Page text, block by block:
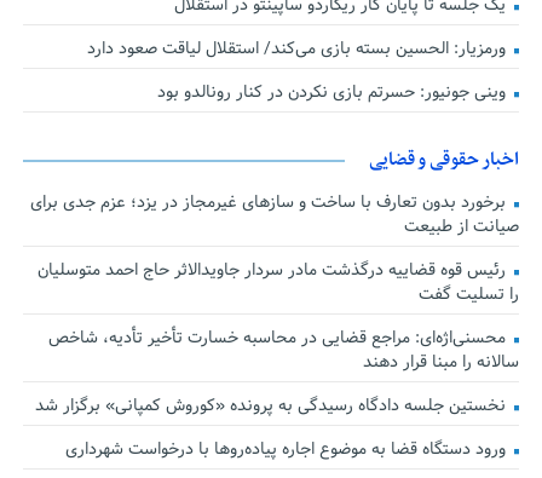
یک جلسه تا پایان کار ریکاردو ساپینتو در استقلال
ورمزیار: الحسین بسته بازی می‌کند/ استقلال لیاقت صعود دارد
وینی جونیور: حسرتم بازی نکردن در کنار رونالدو بود
اخبار حقوقی و قضایی
برخورد بدون تعارف با ساخت‌ و سازهای غیرمجاز در یزد؛ عزم جدی برای
صیانت از طبیعت
رئیس قوه قضاییه درگذشت مادر سردار جاویدالاثر حاج احمد متوسلیان
را تسلیت گفت
محسنی‌اژه‌ای: مراجع قضایی در محاسبه خسارت تأخیر تأدیه، شاخص
سالانه را مبنا قرار دهند
نخستین جلسه دادگاه رسیدگی به پرونده «کوروش کمپانی» برگزار شد
ورود دستگاه قضا به موضوع اجاره پیاده‌روها با درخواست شهرداری